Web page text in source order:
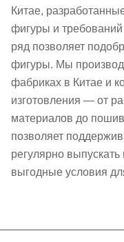
Китае,
фигуры и
ряд позволяет
фигуры. Мы
фабриках в Китае и
изготовления — от
материалов до
позволяет
регулярно
выгодные условия